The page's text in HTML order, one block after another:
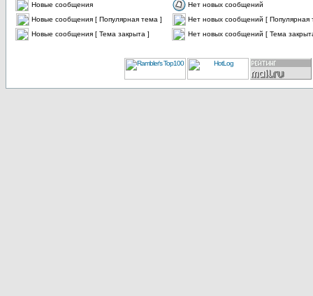
Новые сообщения
Нет новых сообщений
Новые сообщения [ Популярная тема ]
Нет новых сообщений [ Популярная
Новые сообщения [ Тема закрыта ]
Нет новых сообщений [ Тема